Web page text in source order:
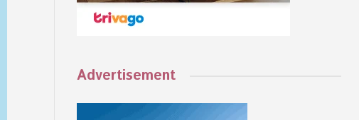
Advertisement